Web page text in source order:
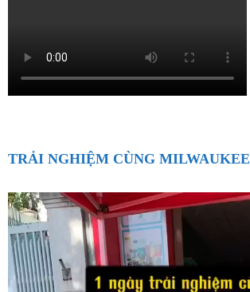
TRẢI NGHIỆM CÙNG MILWAUKEE